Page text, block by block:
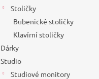
Stoličky
Bubenické stoličky
Klavírní stoličky
Dárky
Studio
Studiové monitory